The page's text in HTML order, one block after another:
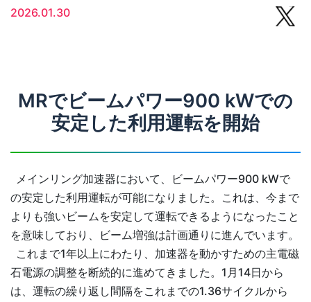
2026.01.30
MRでビームパワー900 kWでの
安定した利用運転を開始
メインリング加速器において、ビームパワー900 kWで
の安定した利用運転が可能になりました。これは、今まで
よりも強いビームを安定して運転できるようになったこと
を意味しており、ビーム増強は計画通りに進んでいます。
これまで1年以上にわたり、加速器を動かすための主電磁
石電源の調整を断続的に進めてきました。1月14日から
は、運転の繰り返し間隔をこれまでの1.36サイクルから